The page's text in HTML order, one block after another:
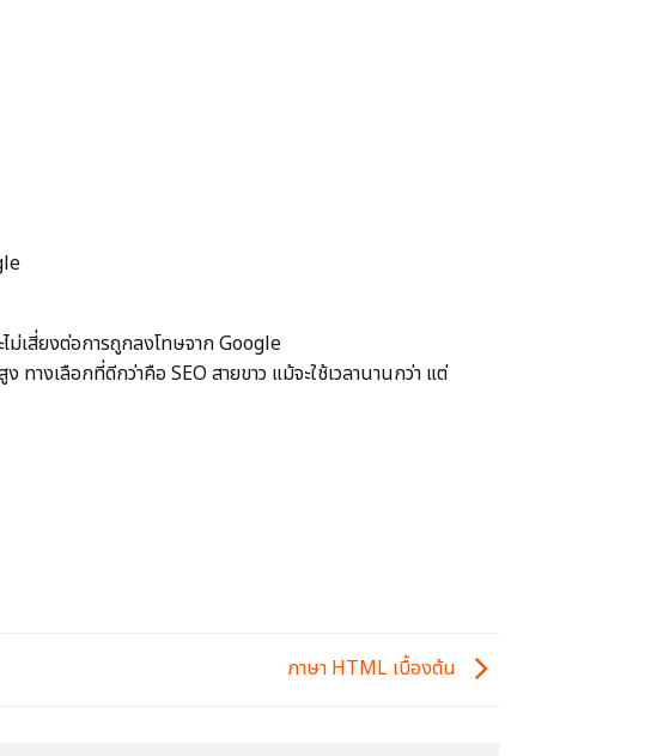
ม่เสี่ยงต่อการถูกลงโทษจาก Google
ทางเลือกที่ดีกว่าคือ SEO สายขาว แม้จะใช้เวลานานกว่า แต่
ภาษา HTML เบื้องต้น